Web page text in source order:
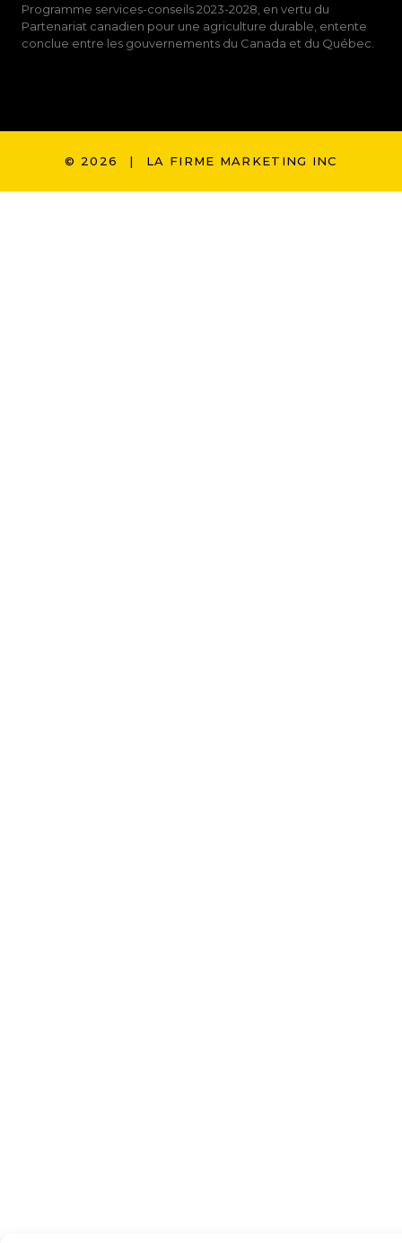
Programme services-conseils 2023-2028, en vertu du
Partenariat canadien pour une agriculture durable, entente
conclue entre les gouvernements du Canada et du Québec.
© 2026 | LA FIRME MARKETING INC